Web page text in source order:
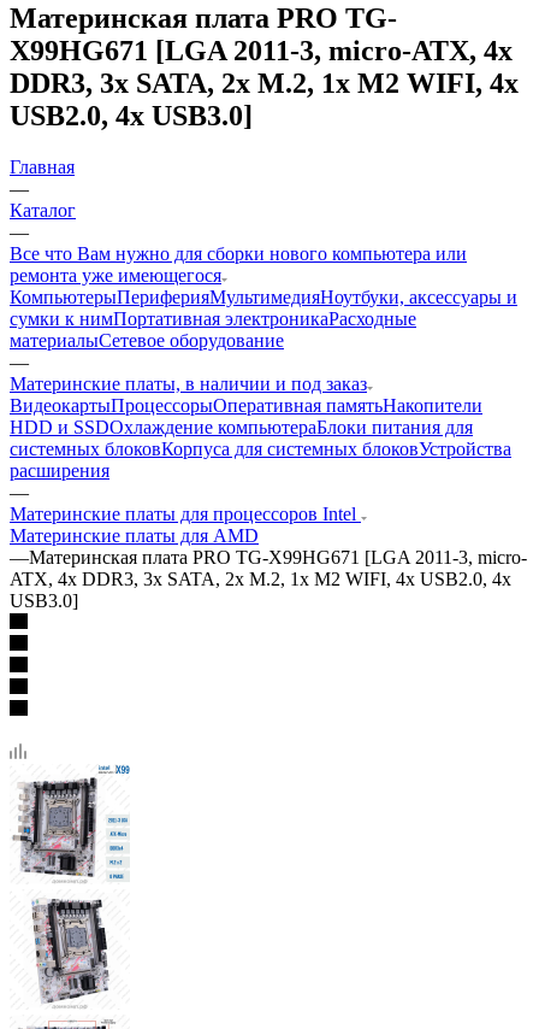
Материнская плата PRO TG-
X99HG671 [LGA 2011-3, micro-ATX, 4x
DDR3, 3x SATA, 2x M.2, 1x M2 WIFI, 4x
USB2.0, 4x USB3.0]
Главная
—
Каталог
—
Все что Вам нужно для сборки нового компьютера или
ремонта уже имеющегося
КомпьютерыПериферияМультимедияНоутбуки, аксессуары и
сумки к нимПортативная электроникаРасходные
материалыСетевое оборудование
—
Материнские платы, в наличии и под заказ
ВидеокартыПроцессорыОперативная памятьНакопители
HDD и SSDОхлаждение компьютераБлоки питания для
системных блоковКорпуса для системных блоковУстройства
расширения
—
Материнские платы для процессоров Intel
Материнские платы для AMD
—Материнская плата PRO TG-X99HG671 [LGA 2011-3, micro-
ATX, 4x DDR3, 3x SATA, 2x M.2, 1x M2 WIFI, 4x USB2.0, 4x
USB3.0]